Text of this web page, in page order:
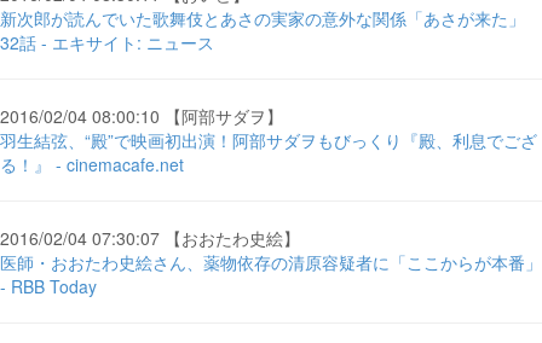
新次郎が読んでいた歌舞伎とあさの実家の意外な関係「あさが来た」
32話 - エキサイト: ニュース
2016/02/04 08:00:10 【阿部サダヲ】
羽生結弦、“殿”で映画初出演！阿部サダヲもびっくり『殿、利息でござ
る！』 - cinemacafe.net
2016/02/04 07:30:07 【おおたわ史絵】
医師・おおたわ史絵さん、薬物依存の清原容疑者に「ここからが本番」
- RBB Today